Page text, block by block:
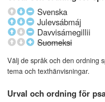
Svenska
Julevsábmáj
Davvisámegillii
Suomeksi
Välj de språk och den ordning
tema och texthänvisningar.
Urval och ordning för